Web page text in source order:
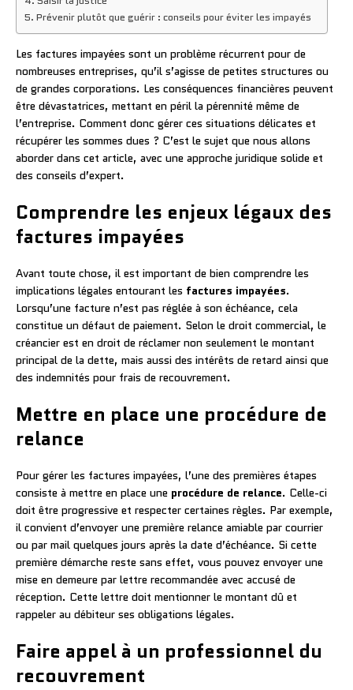
Prévenir plutôt que guérir : conseils pour éviter les impayés
Les factures impayées sont un problème récurrent pour de
nombreuses entreprises, qu’il s’agisse de petites structures ou
de grandes corporations. Les conséquences financières peuvent
être dévastatrices, mettant en péril la pérennité même de
l’entreprise. Comment donc gérer ces situations délicates et
récupérer les sommes dues ? C’est le sujet que nous allons
aborder dans cet article, avec une approche juridique solide et
des conseils d’expert.
Comprendre les enjeux légaux des
factures impayées
Avant toute chose, il est important de bien comprendre les
implications légales entourant les factures impayées.
Lorsqu’une facture n’est pas réglée à son échéance, cela
constitue un défaut de paiement. Selon le droit commercial, le
créancier est en droit de réclamer non seulement le montant
principal de la dette, mais aussi des intérêts de retard ainsi que
des indemnités pour frais de recouvrement.
Mettre en place une procédure de
relance
Pour gérer les factures impayées, l’une des premières étapes
consiste à mettre en place une procédure de relance. Celle-ci
doit être progressive et respecter certaines règles. Par exemple,
il convient d’envoyer une première relance amiable par courrier
ou par mail quelques jours après la date d’échéance. Si cette
première démarche reste sans effet, vous pouvez envoyer une
mise en demeure par lettre recommandée avec accusé de
réception. Cette lettre doit mentionner le montant dû et
rappeler au débiteur ses obligations légales.
Faire appel à un professionnel du
recouvrement